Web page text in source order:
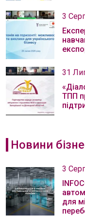
3
31
ТПП
Новини
3
для